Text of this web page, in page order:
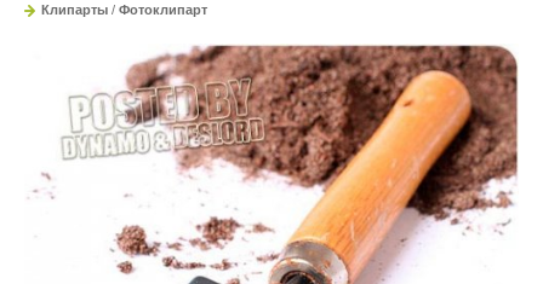
Клипарты / Фотоклипарт